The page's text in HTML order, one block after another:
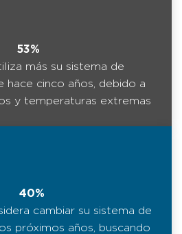
53%
más su sistema de
hace cinco años, debido a
y temperaturas extremas
40%
cambiar su sistema de
próximos años, buscando